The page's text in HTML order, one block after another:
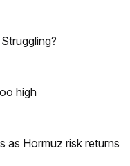
high
as Hormuz risk returns